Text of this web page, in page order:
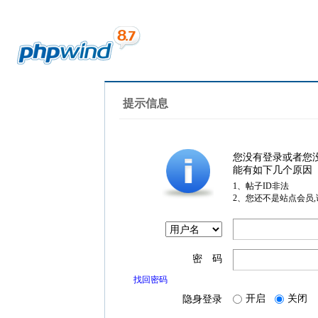
提示信息
您没有登录或者您
能有如下几个原因
1、帖子ID非法
2、您还不是站点会员
密 码
找回密码
隐身登录 开启 关闭